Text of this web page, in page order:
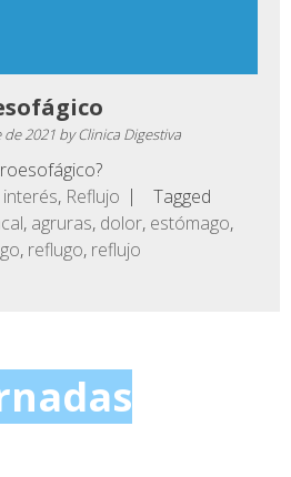
2021 byClinica Digestiva
, Reflujo
Tagged
, agruras, dolor, estómago,
, reflugo, reflujo